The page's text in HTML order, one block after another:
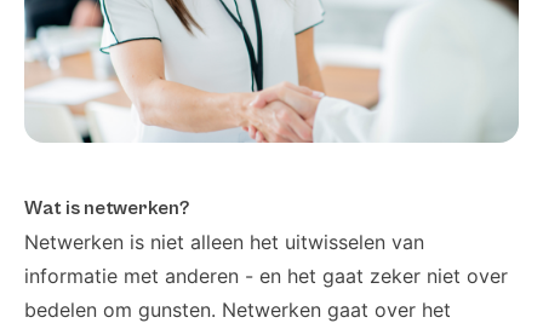
Wat is netwerken?
Netwerken is niet alleen het uitwisselen van
informatie met anderen - en het gaat zeker niet over
bedelen om gunsten. Netwerken gaat over het